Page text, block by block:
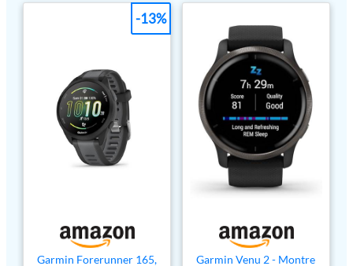
yoga, HIIT, course à pied,
vélo, natation, Pilates, golf),
entraînements
personnalisés & coaching
gratuit Suivi santé : score
de sommeil, cardio
poignet, suivi du stress et
d'énergie Body Battery,
santé féminine, Pulse Ox
Fonctions connectées :
Garmin Pay, suivi des
appels et SMS
Garmin Forerunner 165,
-13%
Garmin Venu 2 - Montre